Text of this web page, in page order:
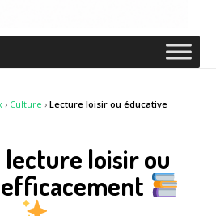
› Culture › Lecture loisir ou éducative
lecture loisir ou